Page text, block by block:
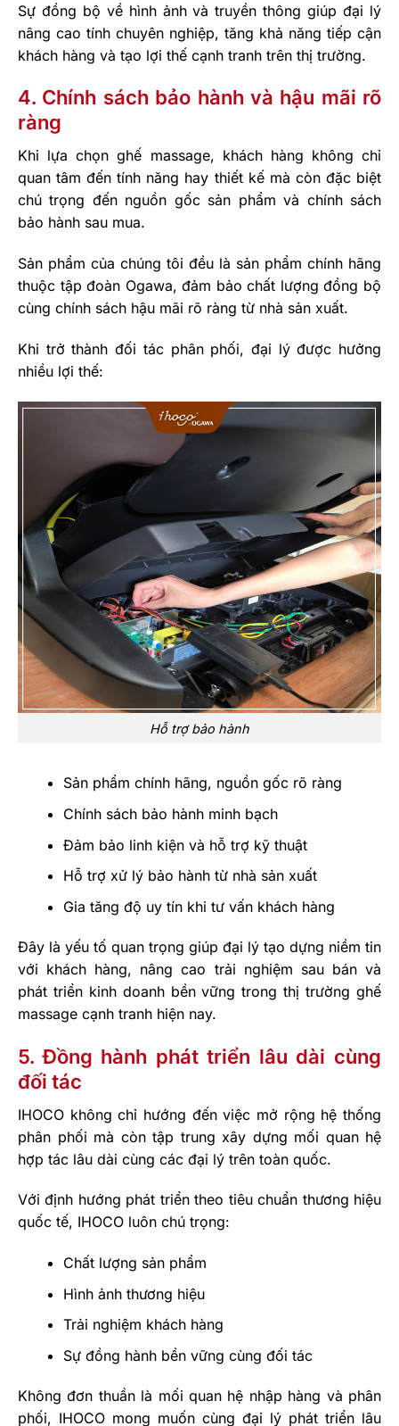
Sự đồng bộ về hình ảnh và truyền thông giúp đại lý
nâng cao tính chuyên nghiệp, tăng khả năng tiếp cận
khách hàng và tạo lợi thế cạnh tranh trên thị trường.
4. Chính sách bảo hành và hậu mãi rõ
ràng
Khi lựa chọn ghế massage, khách hàng không chỉ
quan tâm đến tính năng hay thiết kế mà còn đặc biệt
chú trọng đến nguồn gốc sản phẩm và chính sách
bảo hành sau mua.
Sản phẩm của chúng tôi đều là sản phẩm chính hãng
thuộc tập đoàn Ogawa, đảm bảo chất lượng đồng bộ
cùng chính sách hậu mãi rõ ràng từ nhà sản xuất.
Khi trở thành đối tác phân phối, đại lý được hưởng
nhiều lợi thế:
Hỗ trợ bảo hành
Sản phẩm chính hãng, nguồn gốc rõ ràng
Chính sách bảo hành minh bạch
Đảm bảo linh kiện và hỗ trợ kỹ thuật
Hỗ trợ xử lý bảo hành từ nhà sản xuất
Gia tăng độ uy tín khi tư vấn khách hàng
Đây là yếu tố quan trọng giúp đại lý tạo dựng niềm tin
với khách hàng, nâng cao trải nghiệm sau bán và
phát triển kinh doanh bền vững trong thị trường ghế
massage cạnh tranh hiện nay.
5. Đồng hành phát triển lâu dài cùng
đối tác
IHOCO không chỉ hướng đến việc mở rộng hệ thống
phân phối mà còn tập trung xây dựng mối quan hệ
hợp tác lâu dài cùng các đại lý trên toàn quốc.
Với định hướng phát triển theo tiêu chuẩn thương hiệu
quốc tế, IHOCO luôn chú trọng:
Chất lượng sản phẩm
Hình ảnh thương hiệu
Trải nghiệm khách hàng
Sự đồng hành bền vững cùng đối tác
Không đơn thuần là mối quan hệ nhập hàng và phân
phối, IHOCO mong muốn cùng đại lý phát triển lâu